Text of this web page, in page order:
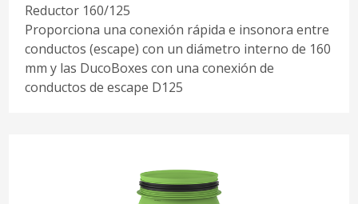
Reductor 160/125
Proporciona una conexión rápida e insonora entre
conductos (escape) con un diámetro interno de 160
mm y las DucoBoxes con una conexión de
conductos de escape D125